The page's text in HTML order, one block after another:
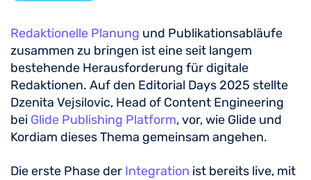
Redaktionelle Planung und Publikationsabläufe
zusammen zu bringen ist eine seit langem
bestehende Herausforderung für digitale
Redaktionen. Auf den Editorial Days 2025 stellte
Dzenita Vejsilovic, Head of Content Engineering
bei Glide Publishing Platform, vor, wie Glide und
Kordiam dieses Thema gemeinsam angehen.
Die erste Phase der Integration ist bereits live, mit